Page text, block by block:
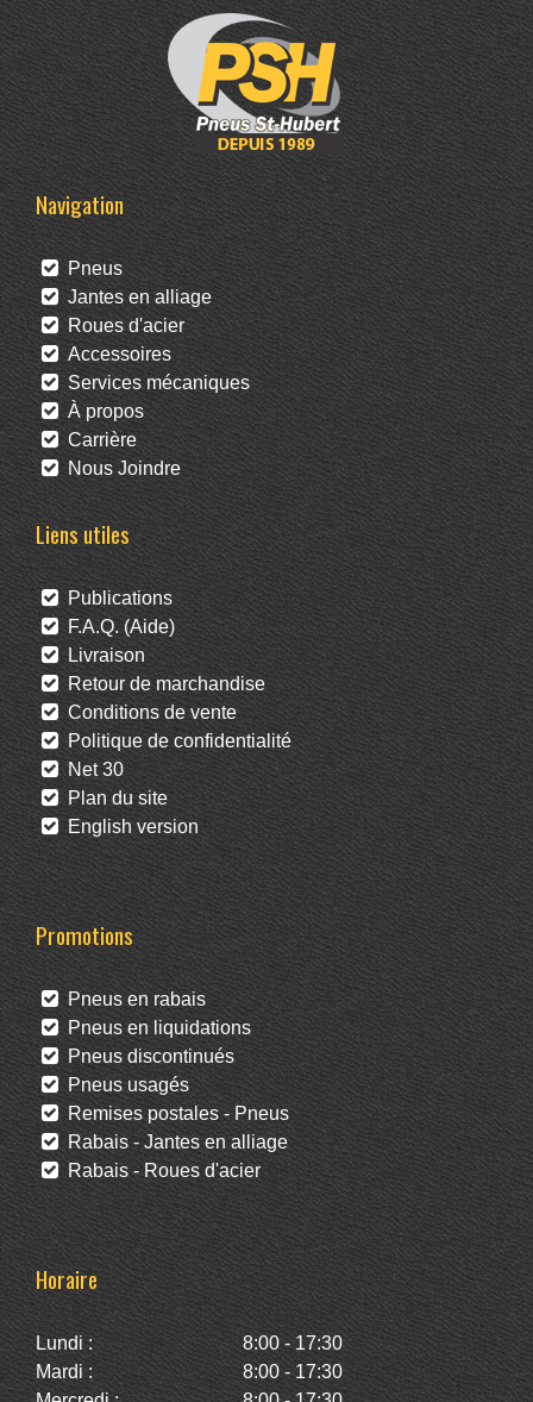
Navigation
Pneus
Jantes en alliage
Roues d'acier
Accessoires
Services mécaniques
À propos
Carrière
Nous Joindre
Liens utiles
Publications
F.A.Q. (Aide)
Livraison
Retour de marchandise
Conditions de vente
Politique de confidentialité
Net 30
Plan du site
English version
Promotions
Pneus en rabais
Pneus en liquidations
Pneus discontinués
Pneus usagés
Remises postales - Pneus
Rabais - Jantes en alliage
Rabais - Roues d'acier
Horaire
Lundi :
8:00 - 17:30
Mardi :
8:00 - 17:30